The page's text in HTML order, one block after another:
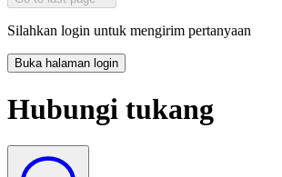
Silahkan login untuk mengirim pertanyaan
Buka halaman login
Hubungi tukang